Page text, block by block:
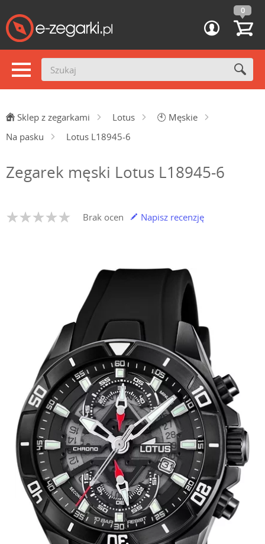
0
Sklep z zegarkami Lotus 🕙 Męskie
Na pasku
Lotus L18945-6
Zegarek męski Lotus L18945-6
Brak ocen Napisz recenzję